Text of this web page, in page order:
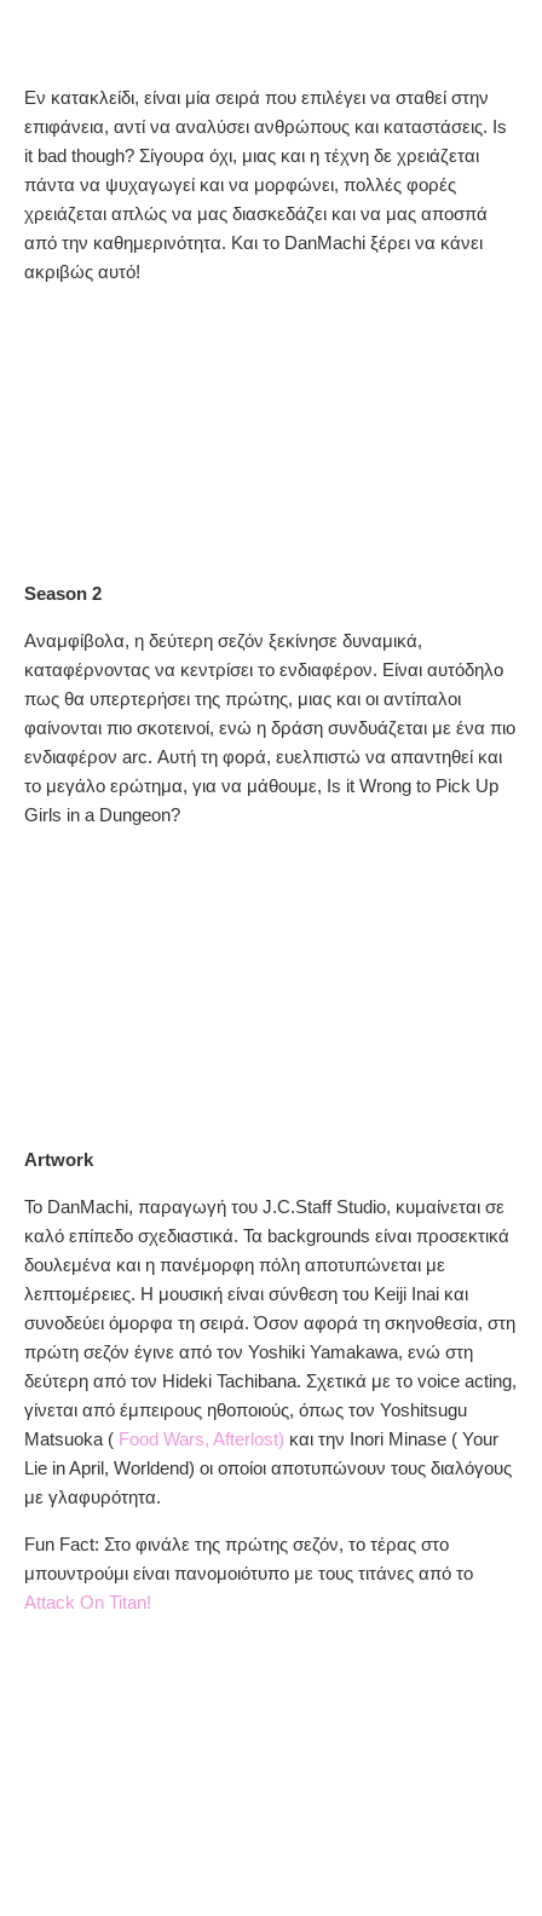
Εν κατακλείδι, είναι μία σειρά που επιλέγει να σταθεί στην
επιφάνεια, αντί να αναλύσει ανθρώπους και καταστάσεις. Is
it bad though? Σίγουρα όχι, μιας και η τέχνη δε χρειάζεται
πάντα να ψυχαγωγεί και να μορφώνει, πολλές φορές
χρειάζεται απλώς να μας διασκεδάζει και να μας αποσπά
από την καθημερινότητα. Και το DanMachi ξέρει να κάνει
ακριβώς αυτό!
Season 2
Αναμφίβολα, η δεύτερη σεζόν ξεκίνησε δυναμικά,
καταφέρνοντας να κεντρίσει το ενδιαφέρον. Είναι αυτόδηλο
πως θα υπερτερήσει της πρώτης, μιας και οι αντίπαλοι
φαίνονται πιο σκοτεινοί, ενώ η δράση συνδυάζεται με ένα πιο
ενδιαφέρον arc. Αυτή τη φορά, ευελπιστώ να απαντηθεί και
το μεγάλο ερώτημα, για να μάθουμε, Is it Wrong to Pick Up
Girls in a Dungeon?
Artwork
To DanMachi, παραγωγή του J.C.Staff Studio, κυμαίνεται σε
καλό επίπεδο σχεδιαστικά. Τα backgrounds είναι προσεκτικά
δουλεμένα και η πανέμορφη πόλη αποτυπώνεται με
λεπτομέρειες. Η μουσική είναι σύνθεση του Keiji Inai και
συνοδεύει όμορφα τη σειρά. Όσον αφορά τη σκηνοθεσία, στη
πρώτη σεζόν έγινε από τον Yoshiki Yamakawa, ενώ στη
δεύτερη από τον Hideki Tachibana. Σχετικά με το voice acting,
γίνεται από έμπειρους ηθοποιούς, όπως τον Yoshitsugu
Matsuoka ( Food Wars, Afterlost) και την Inori Minase ( Your
Lie in April, Worldend) οι οποίοι αποτυπώνουν τους διαλόγους
με γλαφυρότητα.
Fun Fact: Στο φινάλε της πρώτης σεζόν, το τέρας στο
μπουντρούμι είναι πανομοιότυπο με τους τιτάνες από το
Attack On Titan!